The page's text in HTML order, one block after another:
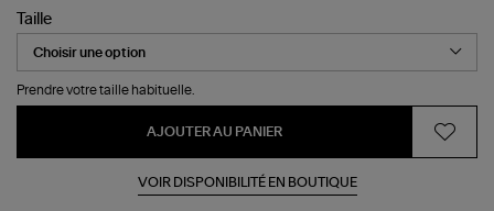
Multicolore
Taille
Prendre votre taille habituelle.
AJOUTER AU PANIER
VOIR DISPONIBILITÉ EN BOUTIQUE